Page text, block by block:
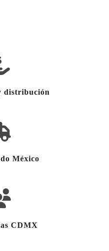
distribución
México
CDMX